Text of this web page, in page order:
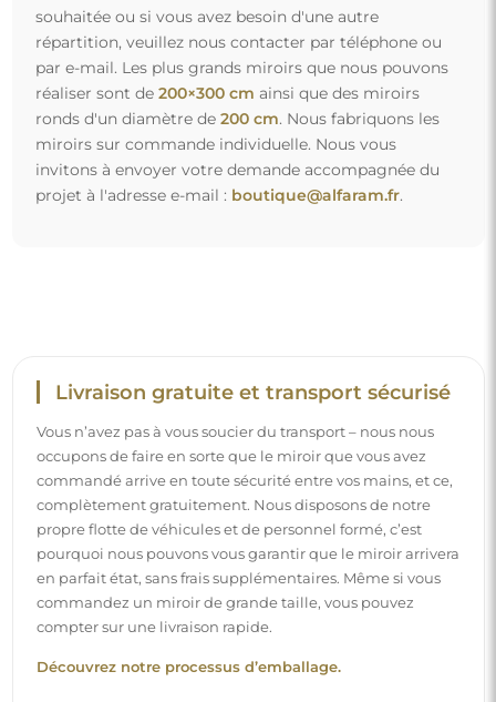
souhaitée ou si vous avez besoin d'une autre
répartition, veuillez nous contacter par téléphone ou
par e-mail. Les plus grands miroirs que nous pouvons
réaliser sont de 200×300 cm ainsi que des miroirs
ronds d'un diamètre de 200 cm. Nous fabriquons les
miroirs sur commande individuelle. Nous vous
invitons à envoyer votre demande accompagnée du
projet à l'adresse e-mail : boutique@alfaram.fr.
Livraison gratuite et transport sécurisé
Vous n’avez pas à vous soucier du transport – nous nous
occupons de faire en sorte que le miroir que vous avez
commandé arrive en toute sécurité entre vos mains, et ce,
complètement gratuitement. Nous disposons de notre
propre flotte de véhicules et de personnel formé, c’est
pourquoi nous pouvons vous garantir que le miroir arrivera
en parfait état, sans frais supplémentaires. Même si vous
commandez un miroir de grande taille, vous pouvez
compter sur une livraison rapide.
Découvrez notre processus d’emballage.